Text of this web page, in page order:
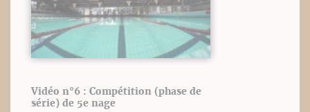
Vidéo n°6 : Compétition (phase de
série) de 5e nage